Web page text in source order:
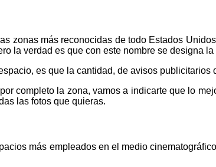
zonas más reconocidas de todo Estados
la verdad es que con este nombre se designa
es que la cantidad, de avisos
completo la zona, vamos a indicarte que lo
las fotos que quieras.
más empleados en el medio